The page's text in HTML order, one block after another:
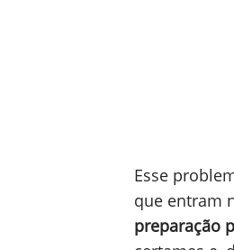
Esse
que entram
preparação